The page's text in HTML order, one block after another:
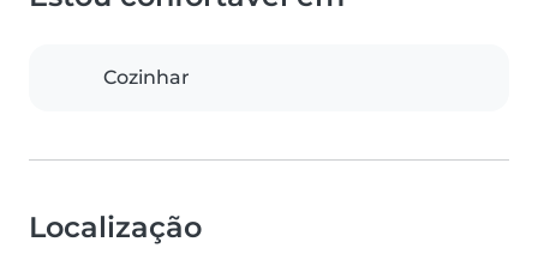
Cozinhar
Localização